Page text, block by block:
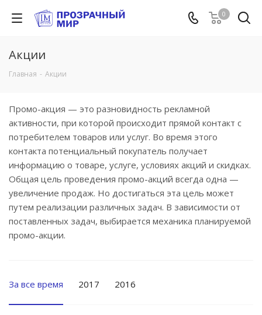
0
Акции
Главная - Акции
Промо-акция — это разновидность рекламной
активности, при которой происходит прямой контакт с
потребителем товаров или услуг. Во время этого
контакта потенциальный покупатель получает
информацию о товаре, услуге, условиях акций и скидках.
Общая цель проведения промо-акций всегда одна —
увеличение продаж. Но достигаться эта цель может
путем реализации различных задач. В зависимости от
поставленных задач, выбирается механика планируемой
промо-акции.
За все время 2017 2016